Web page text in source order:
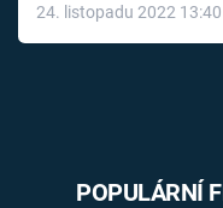
24. listopadu 2022 13:40
POPULÁRNÍ